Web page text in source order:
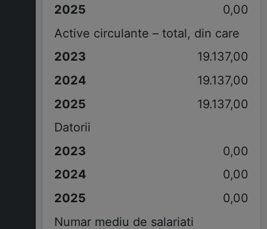
0,00
Active circulante – total, din care
19.137,00
19.137,00
19.137,00
Datorii
0,00
0,00
0,00
Numar mediu de salariati